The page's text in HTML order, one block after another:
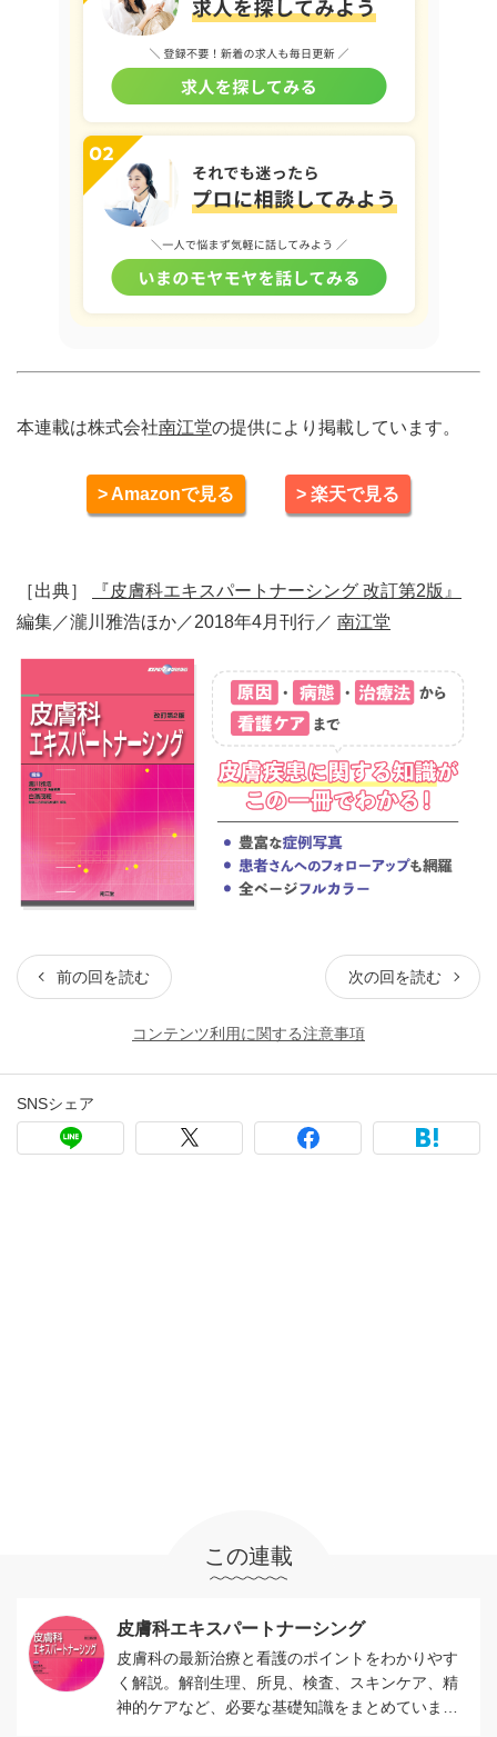
本連載は株式会社南江堂の提供により掲載しています。
> Amazonで見る > 楽天で見る
［出典］
『皮膚科エキスパートナーシング 改訂第2版』
編集／瀧川雅浩ほか／2018年4月刊行／ 南江堂
前の回を読む 次の回を読む
コンテンツ利用に関する注意事項
SNSシェア
この連載
皮膚科エキスパートナーシング
皮膚科の最新治療と看護のポイントをわかりやす
く解説。解剖生理、所見、検査、スキンケア、精
神的ケアなど、必要な基礎知識をまとめていま